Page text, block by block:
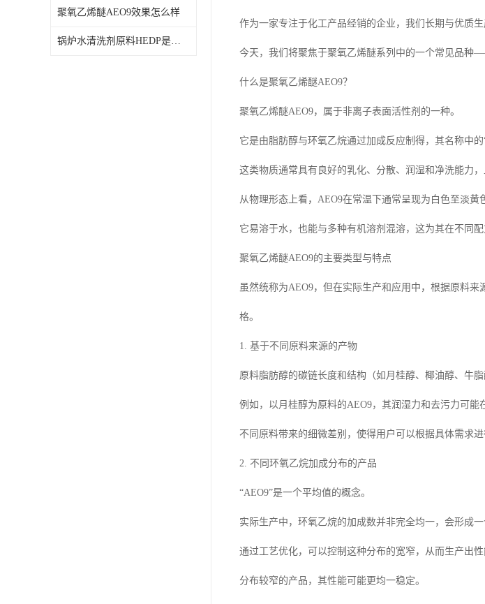
纯碱
FMEE
聚氧乙烯醚AEO9效果怎么样
锅炉水清洗剂原料HEDP是什么
作为一家专注于化工产品经销的企业，我们长期与优质
今天，我们将聚焦于聚氧乙烯醚系列中的一个常见品种
什么是聚氧乙烯醚AEO9？
聚氧乙烯醚AEO9，属于非离子表面活性剂的一种。
它是由脂肪醇与环氧乙烷通过加成反应制得，其名称中
这类物质通常具有良好的乳化、分散、润湿和净洗能力
从物理形态上看，AEO9在常温下通常呈现为白色至淡
它易溶于水，也能与多种有机溶剂混溶，这为其在不同配
聚氧乙烯醚AEO9的主要类型与特点
虽然统称为AEO9，但在实际生产和应用中，根据原料
格。
1. 基于不同原料来源的产物
原料脂肪醇的碳链长度和结构（如月桂醇、椰油醇、牛
例如，以月桂醇为原料的AEO9，其润湿力和去污力可
不同原料带来的细微差别，使得用户可以根据具体需求进
2. 不同环氧乙烷加成分布的产品
“AEO9”是一个平均值的概念。
实际生产中，环氧乙烷的加成数并非完全均一，会形成一
通过工艺优化，可以控制这种分布的宽窄，从而生产出性
分布较窄的产品，其性能可能更均一稳定。